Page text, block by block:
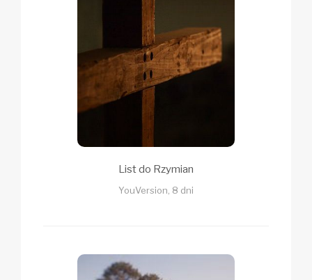
List do Rzymian
YouVersion, 8 dni